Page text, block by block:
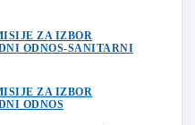
ZA IZBOR
ODNOS-SANITARNI
ZA IZBOR
ODNOS